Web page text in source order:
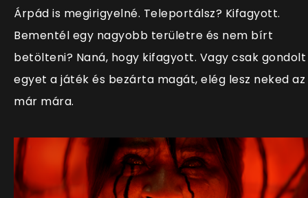
Árpád is megirigyelné. Teleportálsz? Kifagyott.
Bementél egy nagyobb területre és nem bírt
betölteni? Naná, hogy kifagyott. Vagy csak gondolt
egyet a játék és bezárta magát, elég lesz neked az
már mára.